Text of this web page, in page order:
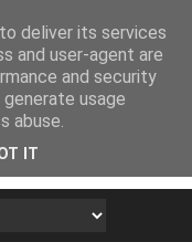
deliver its services
and user-agent are
and security
usage
abuse.
IT